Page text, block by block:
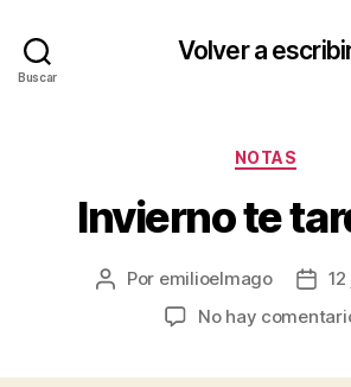
Buscar
Volver a
NOTAS
Invierno te
Autor
Por emilioelmago
No hay